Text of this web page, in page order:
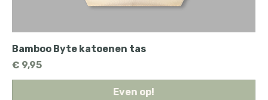
Bamboo Byte katoenen tas
Prijs
€ 9,95
Even op!